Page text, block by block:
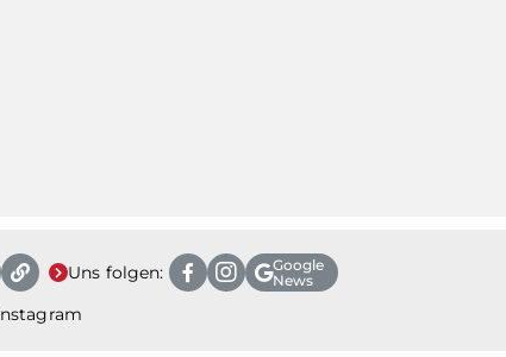
Uns folgen:
Google
News